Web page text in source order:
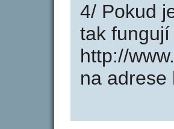
4/ Pokud
tak
http://
na adrese